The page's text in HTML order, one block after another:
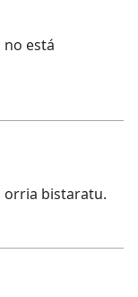
no está
orria bistaratu.